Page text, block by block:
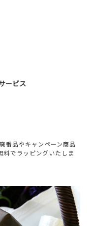
ービス
番品やキャンペーン商品
料でラッピングいたしま